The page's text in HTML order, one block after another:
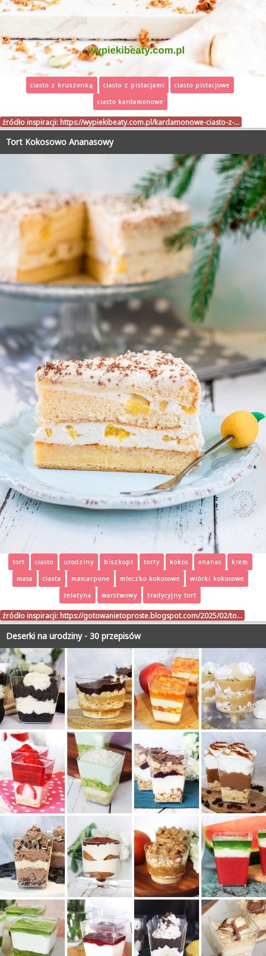
ciasto z kruszonką ciasto z pistacjami
ciasto pistacjowe
ciasto kardamonowe
źródło inspiracji: https://wypiekibeaty.com.pl/kardamonowe-ciasto-z-…
Tort Kokosowo Ananasowy
tort ciasto urodziny biszkopt torty kokos ananas
krem
masa
ciasta mascarpone mleczko kokosowe
wiórki kokosowe
żelatyna
warstwowy tradycyjny tort
źródło inspiracji: https://gotowanietoproste.blogspot.com/2025/02/to…
Deserki na urodziny - 30 przepisów